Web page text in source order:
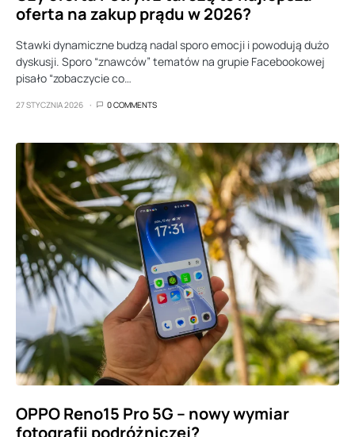
oferta na zakup prądu w 2026?
Stawki dynamiczne budzą nadal sporo emocji i powodują dużo
dyskusji. Sporo “znawców” tematów na grupie Facebookowej
pisało “zobaczycie co…
27 STYCZNIA 2026 0 COMMENTS
OPPO Reno15 Pro 5G – nowy wymiar
fotografii podróżniczej?